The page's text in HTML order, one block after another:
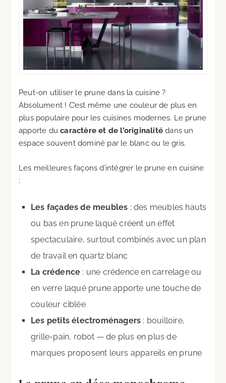
Peut-on utiliser le prune dans la cuisine ?
Absolument ! C’est même une couleur de plus en
plus populaire pour les cuisines modernes. Le prune
apporte ducaractère et de l’originalité dans un
espace souvent dominé par le blanc ou le gris.
Les meilleures façons d’intégrer le prune en cuisine
:
Les façades de meubles : des meubles hauts
ou bas en prune laqué créent un effet
spectaculaire, surtout combinés avec un plan
de travail en quartz blanc
La crédence : une crédence en carrelage ou
en verre laqué prune apporte une touche de
couleur ciblée
Les petits électroménagers : bouilloire,
grille-pain, robot — de plus en plus de
marques proposent leurs appareils en prune